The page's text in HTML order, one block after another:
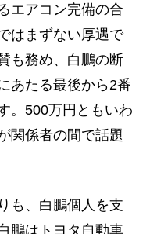
エアコン完備の合
はまずない厚遇で
も務め、白鵬の断
あたる最後から2番
。500万円ともいわ
関係者の間で話題
も、白鵬個人を支
鵬はトヨタ自動車